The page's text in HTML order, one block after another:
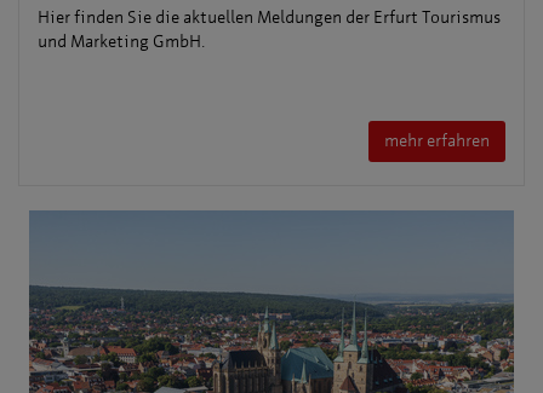
Hier finden Sie die aktuellen Meldungen der Erfurt Tourismus
und Marketing GmbH.
mehr erfahren